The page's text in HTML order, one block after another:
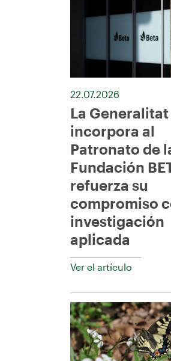
22.07.2026
La Generalitat
incorpora al
Patronato de
Fundación
refuerza su
compromiso
investigación
aplicada
Ver el artículo